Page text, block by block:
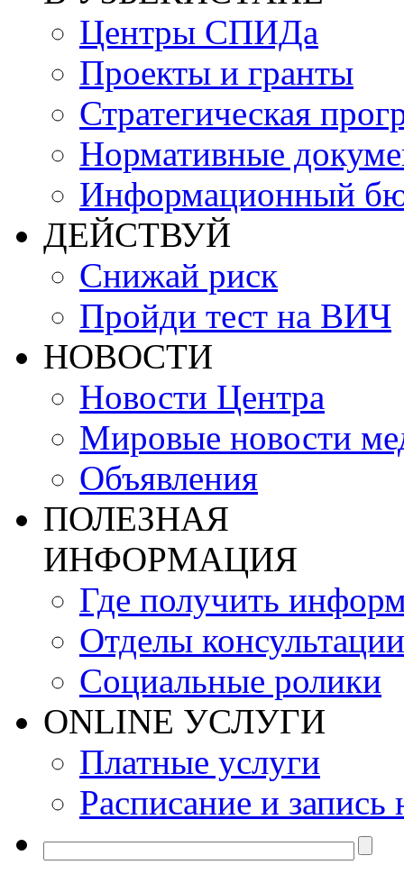
Центры СПИДа
Проекты и гранты
Стратегическая
Нормативные
Информационный
ДЕЙСТВУЙ
Снижай риск
Пройди тест на ВИЧ
НОВОСТИ
Новости Центра
Мировые новости
Объявления
ПОЛЕЗНАЯ
ИНФОРМАЦИЯ
Где получить
Отделы консультации
Социальные ролики
ONLINE УСЛУГИ
Платные услуги
Расписание и запись